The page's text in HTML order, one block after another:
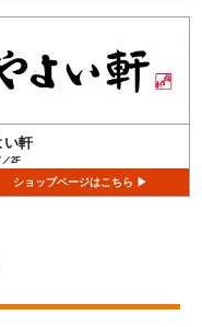
い軒
／2F
ショップページはこちら ▶